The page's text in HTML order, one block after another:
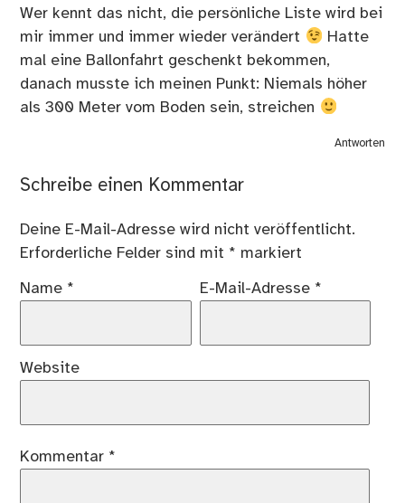
Wer kennt das nicht, die persönliche Liste wird bei
mir immer und immer wieder verändert
Hatte
mal eine Ballonfahrt geschenkt bekommen,
danach musste ich meinen Punkt: Niemals höher
als 300 Meter vom Boden sein, streichen
Antworten
Schreibe einen Kommentar
Deine E-Mail-Adresse wird nicht veröffentlicht.
Erforderliche Felder sind mit * markiert
Name * E-Mail-Adresse *
Website
Kommentar *